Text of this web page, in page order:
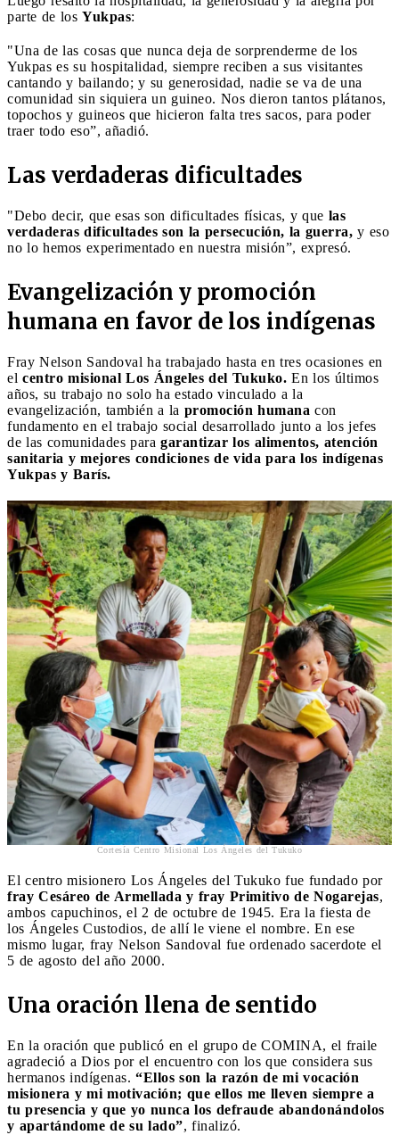
parte de los Yukpas:
"Una de las cosas que nunca deja de sorprenderme de los
Yukpas es su hospitalidad, siempre reciben a sus visitantes
cantando y bailando; y su generosidad, nadie se va de una
comunidad sin siquiera un guineo. Nos dieron tantos plátanos,
topochos y guineos que hicieron falta tres sacos, para poder
traer todo eso”, añadió.
Las verdaderas dificultades
"Debo decir, que esas son dificultades físicas, y que las
verdaderas dificultades son la persecución, la guerra, y eso
no lo hemos experimentado en nuestra misión”, expresó.
Evangelización y promoción
humana en favor de los indígenas
Fray Nelson Sandoval ha trabajado hasta en tres ocasiones en
el centro misional Los Ángeles del Tukuko. En los últimos
años, su trabajo no solo ha estado vinculado a la
evangelización, también a la promoción humana con
fundamento en el trabajo social desarrollado junto a los jefes
de las comunidades para garantizar los alimentos, atención
sanitaria y mejores condiciones de vida para los indígenas
Yukpas y Barís.
Cortesía Centro Misional Los Ángeles del Tukuko
El centro misionero Los Ángeles del Tukuko fue fundado por
fray Cesáreo de Armellada y fray Primitivo de Nogarejas,
ambos capuchinos, el 2 de octubre de 1945. Era la fiesta de
los Ángeles Custodios, de allí le viene el nombre. En ese
mismo lugar, fray Nelson Sandoval fue ordenado sacerdote el
5 de agosto del año 2000.
Una oración llena de sentido
En la oración que publicó en el grupo de COMINA, el fraile
agradeció a Dios por el encuentro con los que considera sus
hermanos indígenas. “Ellos son la razón de mi vocación
misionera y mi motivación; que ellos me lleven siempre a
tu presencia y que yo nunca los defraude abandonándolos
y apartándome de su lado”, finalizó.